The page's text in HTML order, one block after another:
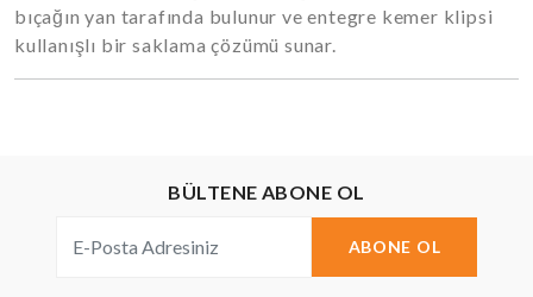
bıçağın yan tarafında bulunur ve entegre kemer klipsi
kullanışlı bir saklama çözümü sunar.
BÜLTENE ABONE OL
ABONE OL